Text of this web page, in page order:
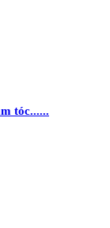
tóc......